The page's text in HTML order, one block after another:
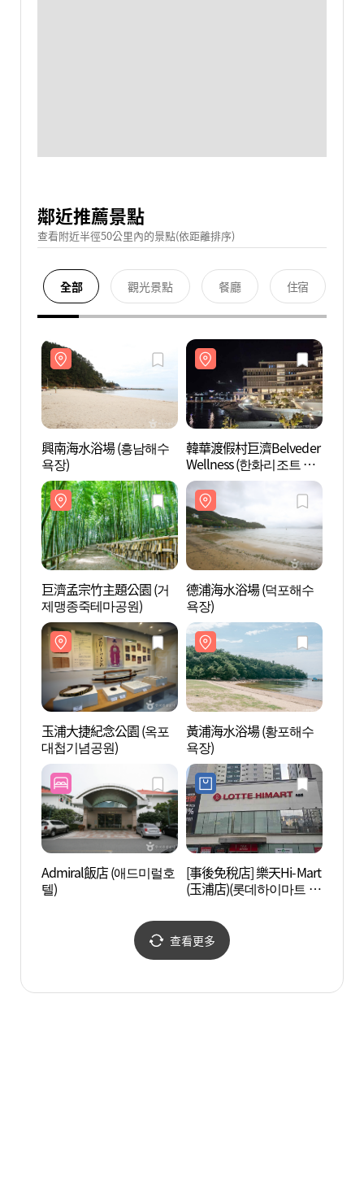
鄰近推薦景點
查看附近半徑50公里內的景點(依距離排序)
全部 觀光景點 餐廳 住宿
興南海水浴場 (흥남해수
욕장)
韓華渡假村巨濟Belveder
Wellness (한화리조트 거
제 벨버디어 웰니스)
巨濟孟宗竹主題公園 (거
제맹종죽테마공원)
德浦海水浴場 (덕포해수
욕장)
玉浦大捷紀念公園 (옥포
대첩기념공원)
黃浦海水浴場 (황포해수
욕장)
Admiral飯店 (애드미럴호
텔)
[事後免稅店] 樂天Hi-Mart
(玉浦店)(롯데하이마트 옥
查看更多